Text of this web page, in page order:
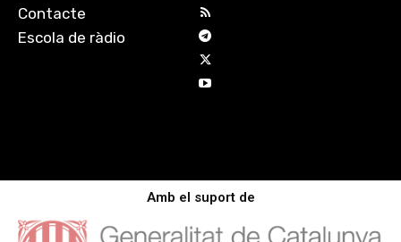
Contacte
Escola de ràdio
Amb el suport de